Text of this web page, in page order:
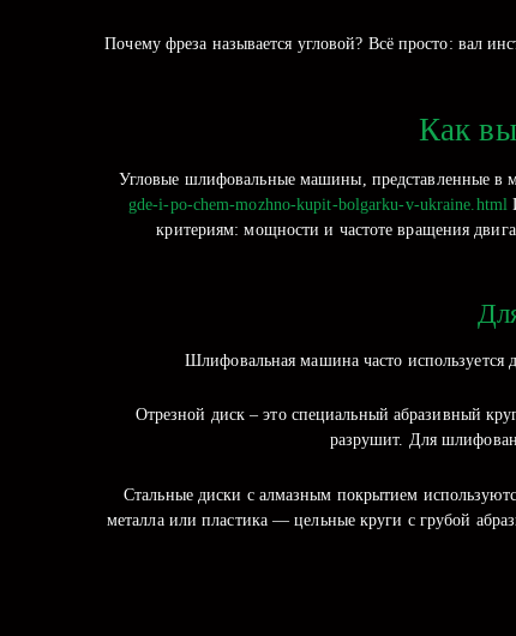
Почему фреза называется угловой? Всё просто: вал
Как
Угловые шлифовальные машины, представленные в
gde-i-po-chem-mozhno-kupit-bolgarku-v-ukraine.html
критериям: мощности и частоте вращения
Шлифовальная машина часто используется
Отрезной диск – это специальный абразивный
разрушит. Для
Стальные диски с алмазным покрытием
металла или пластика — цельные круги с грубой